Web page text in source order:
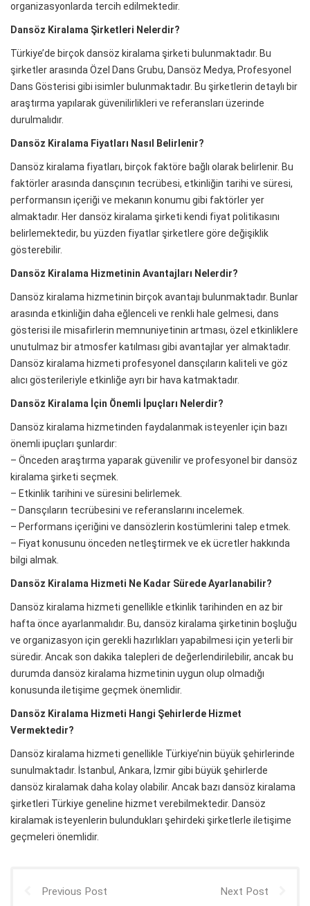
organizasyonlarda tercih edilmektedir.
Dansöz Kiralama Şirketleri Nelerdir?
Türkiye’de birçok dansöz kiralama şirketi bulunmaktadır. Bu
şirketler arasında Özel Dans Grubu, Dansöz Medya, Profesyonel
Dans Gösterisi gibi isimler bulunmaktadır. Bu şirketlerin detaylı bir
araştırma yapılarak güvenilirlikleri ve referansları üzerinde
durulmalıdır.
Dansöz Kiralama Fiyatları Nasıl Belirlenir?
Dansöz kiralama fiyatları, birçok faktöre bağlı olarak belirlenir. Bu
faktörler arasında dansçının tecrübesi, etkinliğin tarihi ve süresi,
performansın içeriği ve mekanın konumu gibi faktörler yer
almaktadır. Her dansöz kiralama şirketi kendi fiyat politikasını
belirlemektedir, bu yüzden fiyatlar şirketlere göre değişiklik
gösterebilir.
Dansöz Kiralama Hizmetinin Avantajları Nelerdir?
Dansöz kiralama hizmetinin birçok avantajı bulunmaktadır. Bunlar
arasında etkinliğin daha eğlenceli ve renkli hale gelmesi, dans
gösterisi ile misafirlerin memnuniyetinin artması, özel etkinliklere
unutulmaz bir atmosfer katılması gibi avantajlar yer almaktadır.
Dansöz kiralama hizmeti profesyonel dansçıların kaliteli ve göz
alıcı gösterileriyle etkinliğe ayrı bir hava katmaktadır.
Dansöz Kiralama İçin Önemli İpuçları Nelerdir?
Dansöz kiralama hizmetinden faydalanmak isteyenler için bazı
önemli ipuçları şunlardır:
– Önceden araştırma yaparak güvenilir ve profesyonel bir dansöz
kiralama şirketi seçmek.
– Etkinlik tarihini ve süresini belirlemek.
– Dansçıların tecrübesini ve referanslarını incelemek.
– Performans içeriğini ve dansözlerin kostümlerini talep etmek.
– Fiyat konusunu önceden netleştirmek ve ek ücretler hakkında
bilgi almak.
Dansöz Kiralama Hizmeti Ne Kadar Sürede Ayarlanabilir?
Dansöz kiralama hizmeti genellikle etkinlik tarihinden en az bir
hafta önce ayarlanmalıdır. Bu, dansöz kiralama şirketinin boşluğu
ve organizasyon için gerekli hazırlıkları yapabilmesi için yeterli bir
süredir. Ancak son dakika talepleri de değerlendirilebilir, ancak bu
durumda dansöz kiralama hizmetinin uygun olup olmadığı
konusunda iletişime geçmek önemlidir.
Dansöz Kiralama Hizmeti Hangi Şehirlerde Hizmet
Vermektedir?
Dansöz kiralama hizmeti genellikle Türkiye’nin büyük şehirlerinde
sunulmaktadır. İstanbul, Ankara, İzmir gibi büyük şehirlerde
dansöz kiralamak daha kolay olabilir. Ancak bazı dansöz kiralama
şirketleri Türkiye geneline hizmet verebilmektedir. Dansöz
kiralamak isteyenlerin bulundukları şehirdeki şirketlerle iletişime
geçmeleri önemlidir.
Previous Post Next Post